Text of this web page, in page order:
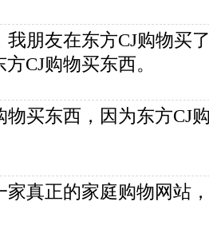
我朋友在东方CJ购物买
CJ购物买东西。
物买东西，因为东方CJ
家真正的家庭购物网站